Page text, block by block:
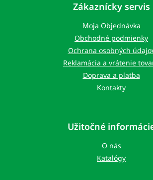
Zákaznícky servis
Moja Objednávka
Obchodné podmienky
Ochrana osobných
Reklamácia a vrátenie
Doprava a platba
Kontakty
Užitočné
O nás
Katalógy